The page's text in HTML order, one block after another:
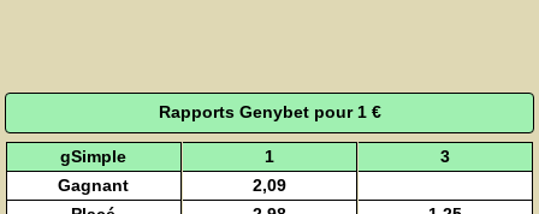
Rapports Genybet pour 1 €
gSimple 1
3
Gagnant
2,09